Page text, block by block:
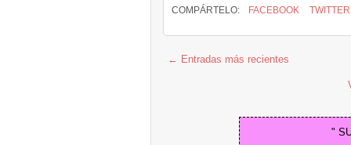
COMPÁRTELO: FACEBOOK TWITTER
← Entradas más recientes
"